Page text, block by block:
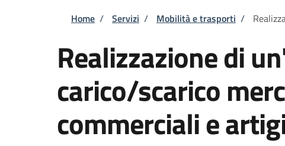
Briciole di pane
Home / Servizi / Mobilità e trasporti /
Realizzazione di
carico/scarico
commerciali e